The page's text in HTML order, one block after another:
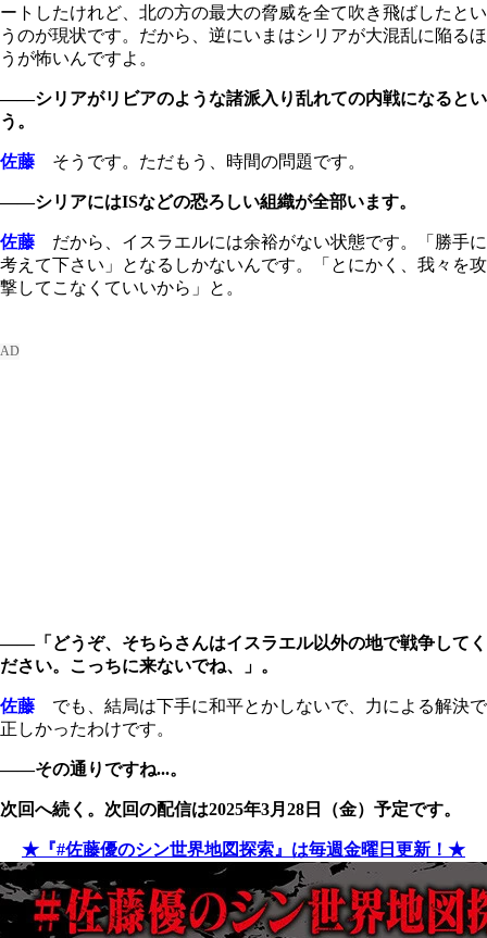
ートしたけれど、北の方の最大の脅威を全て吹き飛ばしたとい
うのが現状です。だから、逆にいまはシリアが大混乱に陥るほ
うが怖いんですよ。
――シリアがリビアのような諸派入り乱れての内戦になるとい
う。
佐藤 そうです。ただもう、時間の問題です。
――シリアにはISなどの恐ろしい組織が全部います。
佐藤 だから、イスラエルには余裕がない状態です。「勝手に
考えて下さい」となるしかないんです。「とにかく、我々を攻
撃してこなくていいから」と。
――「どうぞ、そちらさんはイスラエル以外の地で戦争してく
ださい。こっちに来ないでね、」。
佐藤 でも、結局は下手に和平とかしないで、力による解決で
正しかったわけです。
――その通りですね...。
次回へ続く。次回の配信は2025年3月28日（金）予定です。
★『#佐藤優のシン世界地図探索』は毎週金曜日更新！★